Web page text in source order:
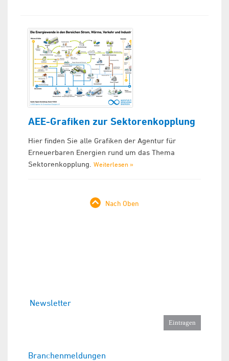
AEE-Grafiken zur Sektorenkopplung
Hier finden Sie alle Grafiken der Agentur für
Erneuerbaren Energien rund um das Thema
Sektorenkopplung. Weiterlesen »
Nach Oben
Newsletter
Branchenmeldungen